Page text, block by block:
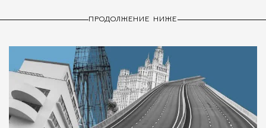
ПРОДОЛЖЕНИЕ НИЖЕ